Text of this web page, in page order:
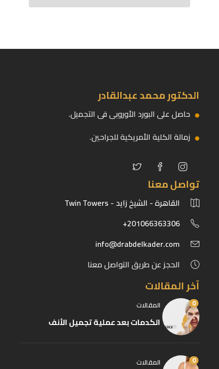
الدكتور محمد عبدالقادر
حاصل على البورد الأوروبى فى التجميل.
زمالة الكلية الأمريكية للجراحين.
تواصل معنا
القاهرة - الشيخ زايد - Twin Towers
201066363306+
info@drabdelkader.com
الحجز عن طريق التواصل معنا
آخر المقالات
0 المقالات
الكدمات بعد عملية تجميل الأنف
0 المقالات